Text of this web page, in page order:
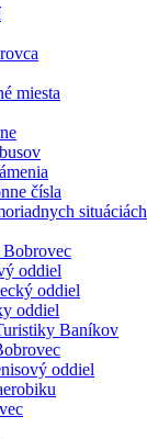
miesta
čísla
situáciách
oddiel
oddiel
oddiel
Baníkov
oddiel